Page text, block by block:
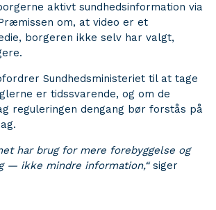
aktivt sundhedsinformation via
om, at video er et
borgeren ikke selv har valgt,
Sundhedsministeriet til at tage
er tidssvarende, og om de
reguleringen dengang bør forstås på
har brug for mere forebyggelse og
— ikke mindre information,“siger